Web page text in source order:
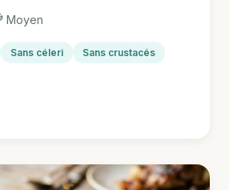
Moyen
Sans céleri
Sans crustacés